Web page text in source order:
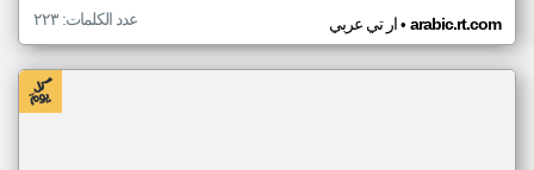
ار تي عربي• arabic.rt.com عدد الكلمات: ٢٢٣